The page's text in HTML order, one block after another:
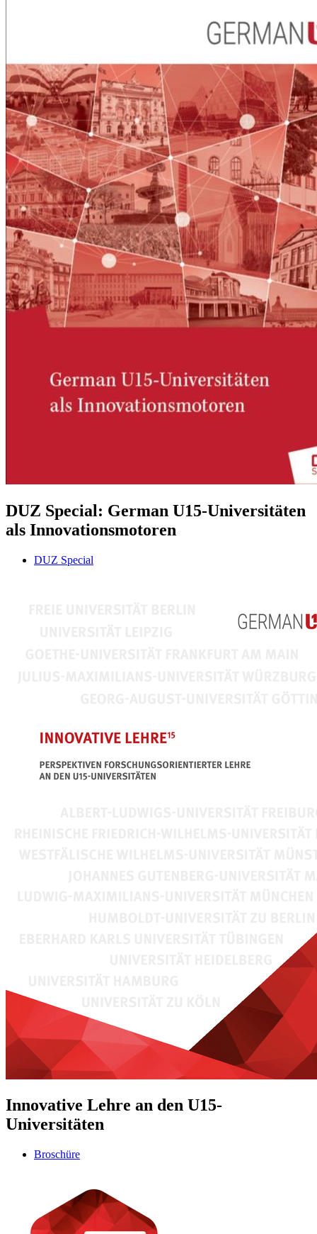
DUZ Special: German U15-Universitäten
als Innovationsmotoren
DUZ Special
Innovative Lehre an den U15-
Universitäten
Broschüre